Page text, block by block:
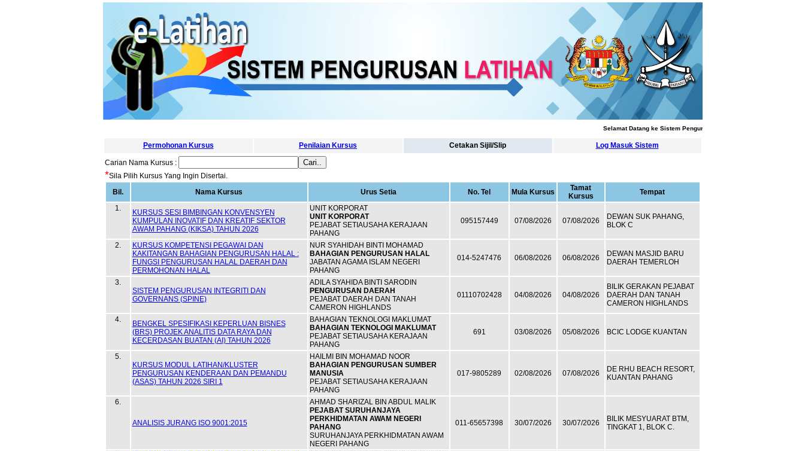
Selamat Datang ke Sistem Pengurusan Latihan
Permohonan Kursus Penilaian Kursus Cetakan Sijil/Slip Log Masuk Sistem
Carian Nama Kursus :
*Sila Pilih Kursus Yang Ingin Disertai.
Bil.
Nama Kursus Urus Setia No. Tel Mula Kursus
Tamat
Kursus
Tempat
1.
KURSUS SESI BIMBINGAN KONVENSYEN
KUMPULAN INOVATIF DAN KREATIF SEKTOR
AWAM PAHANG (KIKSA) TAHUN 2026
UNIT KORPORAT
UNIT KORPORAT
PEJABAT SETIAUSAHA KERAJAAN
PAHANG
095157449 07/08/2026 07/08/2026
DEWAN SUK PAHANG,
BLOK C
2.
KURSUS KOMPETENSI PEGAWAI DAN
KAKITANGAN BAHAGIAN PENGURUSAN HALAL :
FUNGSI PENGURUSAN HALAL DAERAH DAN
PERMOHONAN HALAL
NUR SYAHIDAH BINTI MOHAMAD
BAHAGIAN PENGURUSAN HALAL
JABATAN AGAMA ISLAM NEGERI
PAHANG
014-5247476 06/08/2026 06/08/2026
DEWAN MASJID BARU
DAERAH TEMERLOH
3.
SISTEM PENGURUSAN INTEGRITI DAN
GOVERNANS (SPINE)
ADILA SYAHIDA BINTI SARODIN
PENGURUSAN DAERAH
PEJABAT DAERAH DAN TANAH
CAMERON HIGHLANDS
01110702428 04/08/2026 04/08/2026
BILIK GERAKAN PEJABAT
DAERAH DAN TANAH
CAMERON HIGHLANDS
4.
BENGKEL SPESIFIKASI KEPERLUAN BISNES
(BRS) PROJEK ANALITIS DATA RAYA DAN
KECERDASAN BUATAN (AI) TAHUN 2026
BAHAGIAN TEKNOLOGI MAKLUMAT
BAHAGIAN TEKNOLOGI MAKLUMAT
PEJABAT SETIAUSAHA KERAJAAN
PAHANG
691 03/08/2026 05/08/2026 BCIC LODGE KUANTAN
5.
KURSUS MODUL LATIHAN/KLUSTER
PENGURUSAN KENDERAAN DAN PEMANDU
(ASAS) TAHUN 2026 SIRI 1
HAILMI BIN MOHAMAD NOOR
BAHAGIAN PENGURUSAN SUMBER
MANUSIA
PEJABAT SETIAUSAHA KERAJAAN
PAHANG
017-9805289 02/08/2026 07/08/2026
DE RHU BEACH RESORT,
KUANTAN PAHANG
6.
ANALISIS JURANG ISO 9001:2015
AHMAD SHARIZAL BIN ABDUL MALIK
PEJABAT SURUHANJAYA
PERKHIDMATAN AWAM NEGERI
PAHANG
SURUHANJAYA PERKHIDMATAN AWAM
NEGERI PAHANG
011-65657398 30/07/2026 30/07/2026
BILIK MESYUARAT BTM,
TINGKAT 1, BLOK C.